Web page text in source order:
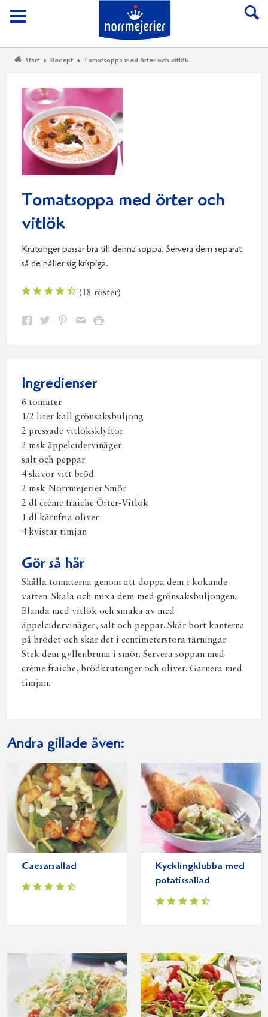
Meny
Till Norrmejerier
Start Recept Tomatsoppa med örter och vitlök
Tomatsoppa med örter och
vitlök
Krutonger passar bra till denna soppa. Servera dem separat
så de håller sig krispiga.
(18 röster)
Dela Dela Dela DelaSkriv
Ingredienser
6 tomater
1/2 liter kall grönsaksbuljong
2 pressade vitlöksklyftor
2 msk äppelcidervinäger
salt och peppar
4 skivor vitt bröd
2 msk Norrmejerier Smör
2 dl crème fraiche Örter-Vitlök
1 dl kärnfria oliver
4 kvistar timjan
Gör så här
Skålla tomaterna genom att doppa dem i kokande
vatten. Skala och mixa dem med grönsaksbuljongen.
Blanda med vitlök och smaka av med
äppelcidervinäger, salt och peppar. Skär bort kanterna
på brödet och skär det i centimeterstora tärningar.
Stek dem gyllenbruna i smör. Servera soppan med
crème fraiche, brödkrutonger och oliver. Garnera med
timjan.
Andra gillade även:
Caesarsallad
Kycklingklubba med
potatissallad